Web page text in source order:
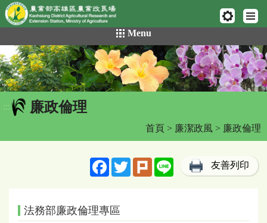
網頁置頂
到
主
要
內
容
區
Menu
::: 廉政倫理
首頁 > 廉潔政風 > 廉政倫理
FacebookTwitterPlurk Line 友善列印
法務部廉政倫理專區